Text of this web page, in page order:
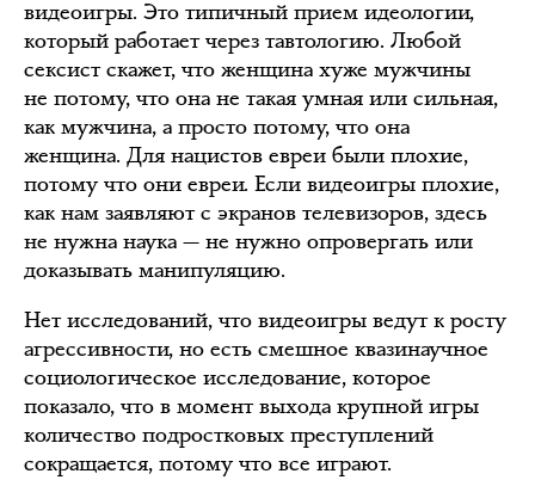
видеоигры. Это типичный прием идеологии,
который работает через тавтологию. Любой
сексист скажет, что женщина хуже мужчины
не потому, что она не такая умная или сильная,
как мужчина, а просто потому, что она
женщина. Для нацистов евреи были плохие,
потому что они евреи. Если видеоигры плохие,
как нам заявляют с экранов телевизоров, здесь
не нужна наука — не нужно опровергать или
доказывать манипуляцию.
Нет исследований, что видеоигры ведут к росту
агрессивности, но есть смешное квазинаучное
социологическое исследование, которое
показало, что в момент выхода крупной игры
количество подростковых преступлений
сокращается, потому что все играют.